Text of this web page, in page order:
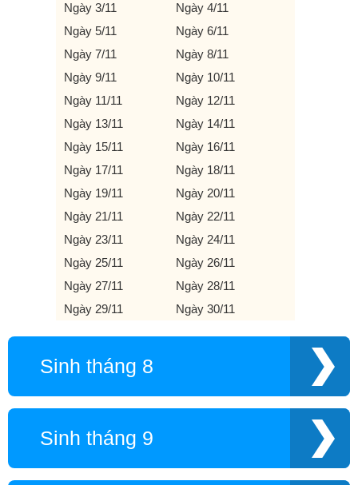
Ngày 3/11
Ngày 4/11
Ngày 5/11
Ngày 6/11
Ngày 7/11
Ngày 8/11
Ngày 9/11
Ngày 10/11
Ngày 11/11
Ngày 12/11
Ngày 13/11
Ngày 14/11
Ngày 15/11
Ngày 16/11
Ngày 17/11
Ngày 18/11
Ngày 19/11
Ngày 20/11
Ngày 21/11
Ngày 22/11
Ngày 23/11
Ngày 24/11
Ngày 25/11
Ngày 26/11
Ngày 27/11
Ngày 28/11
Ngày 29/11
Ngày 30/11
Sinh tháng 8
Sinh tháng 9